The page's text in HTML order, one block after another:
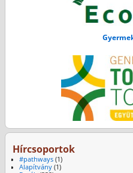
Hírcsoportok
#pathways(1)
Alapítvány(1)